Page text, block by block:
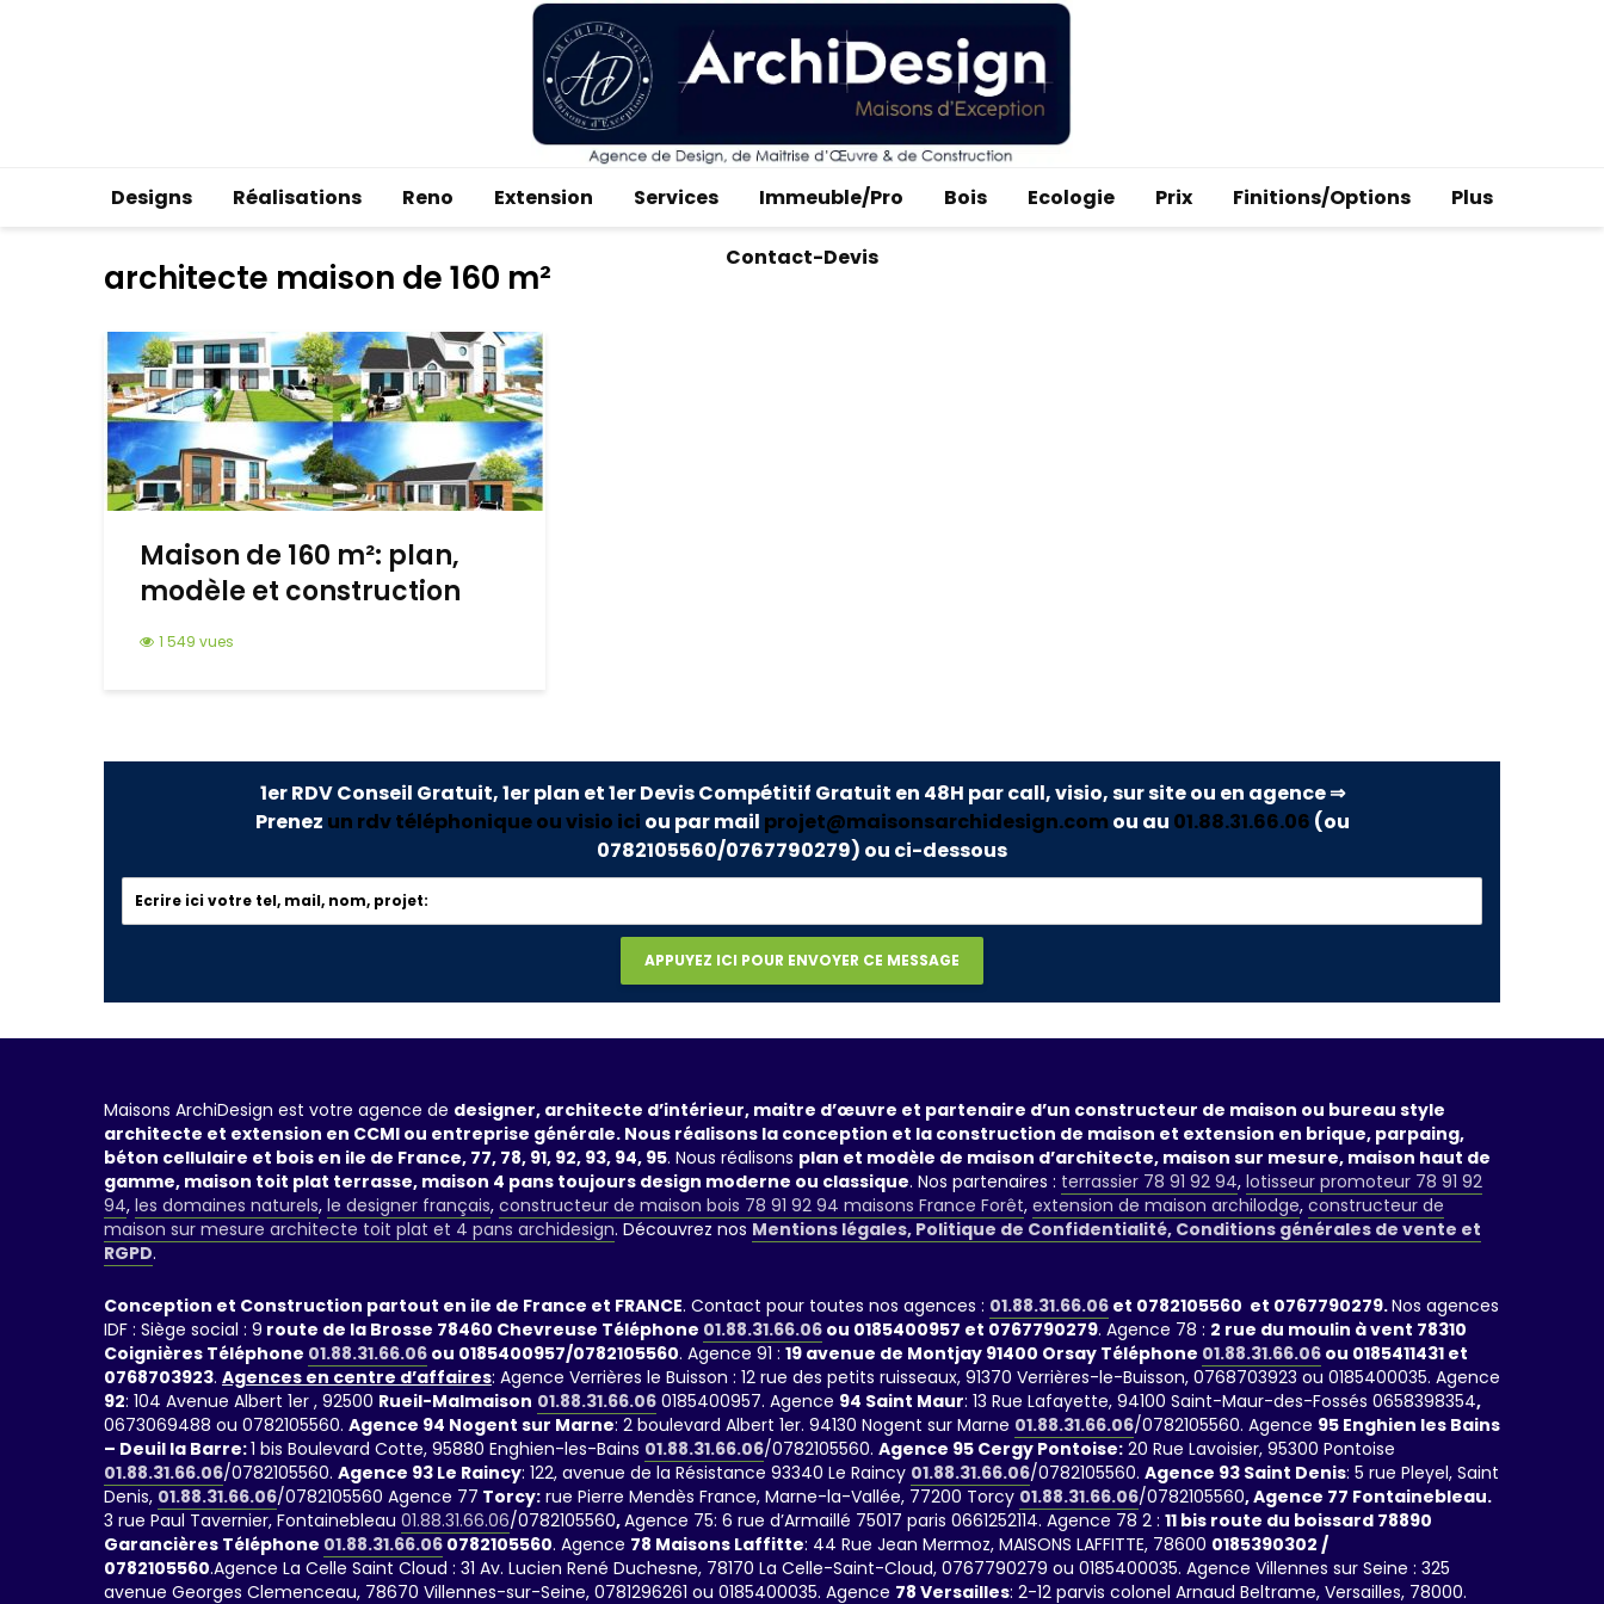
Designs Réalisations Reno Extension Services Immeuble/Pro Bois Ecologie Prix Finitions/Options Plus
Contact-Devis
architecte maison de 160 m²
Maison de 160 m²: plan,
modèle et construction
1 549 vues
1er RDV Conseil Gratuit, 1er plan et 1er Devis Compétitif Gratuit en 48H par call, visio, sur site ou en agence ⇒
Prenez un rdv téléphonique ou visio ici ou par mail projet@maisonsarchidesign.com ou au 01.88.31.66.06 (ou
0782105560/0767790279) ou ci-dessous
Maisons ArchiDesign est votre agence de designer, architecte d’intérieur, maitre d’œuvre et partenaire d’un constructeur de maison ou bureau style
architecte et extension en CCMI ou entreprise générale. Nous réalisons la conception et la construction de maison et extension en brique, parpaing,
béton cellulaire et bois en ile de France, 77, 78, 91, 92, 93, 94, 95. Nous réalisons plan et modèle de maison d’architecte, maison sur mesure, maison haut de
gamme, maison toit plat terrasse, maison 4 pans toujours design moderne ou classique. Nos partenaires : terrassier 78 91 92 94, lotisseur promoteur 78 91 92
94, les domaines naturels, le designer français, constructeur de maison bois 78 91 92 94 maisons France Forêt, extension de maison archilodge, constructeur de
maison sur mesure architecte toit plat et 4 pans archidesign. Découvrez nos Mentions légales, Politique de Confidentialité, Conditions générales de vente et
RGPD.
Conception et Construction partout en ile de France et FRANCE. Contact pour toutes nos agences : 01.88.31.66.06 et 0782105560 et 0767790279.Nos agences
IDF : Siège social : 9 route de la Brosse 78460 Chevreuse Téléphone 01.88.31.66.06 ou 0185400957 et 0767790279. Agence 78 : 2 rue du moulin à vent 78310
Coignières Téléphone 01.88.31.66.06 ou 0185400957/0782105560. Agence 91 : 19 avenue de Montjay 91400 Orsay Téléphone 01.88.31.66.06 ou 0185411431 et
0768703923. Agences en centre d’affaires: Agence Verrières le Buisson : 12 rue des petits ruisseaux, 91370 Verrières-le-Buisson, 0768703923 ou 0185400035. Agence
92: 104 Avenue Albert 1er , 92500 Rueil-Malmaison 01.88.31.66.06 0185400957. Agence 94 Saint Maur: 13 Rue Lafayette, 94100 Saint-Maur-des-Fossés 0658398354,
0673069488 ou 0782105560. Agence 94 Nogent sur Marne: 2 boulevard Albert 1er. 94130 Nogent sur Marne 01.88.31.66.06/0782105560. Agence 95 Enghien les Bains
– Deuil la Barre:1 bis Boulevard Cotte, 95880 Enghien-les-Bains 01.88.31.66.06/0782105560. Agence 95 Cergy Pontoise: 20 Rue Lavoisier, 95300 Pontoise
01.88.31.66.06/0782105560. Agence 93 Le Raincy: 122, avenue de la Résistance 93340 Le Raincy 01.88.31.66.06/0782105560. Agence 93 Saint Denis: 5 rue Pleyel, Saint
Denis, 01.88.31.66.06/0782105560 Agence 77 Torcy: rue Pierre Mendès France, Marne-la-Vallée, 77200 Torcy 01.88.31.66.06/0782105560, Agence 77 Fontainebleau.
3 rue Paul Tavernier, Fontainebleau 01.88.31.66.06/0782105560,Agence 75: 6 rue d’Armaillé 75017 paris 0661252114. Agence 78 2 : 11 bis route du boissard 78890
Garancières Téléphone 01.88.31.66.06 0782105560. Agence 78 Maisons Laffitte: 44 Rue Jean Mermoz, MAISONS LAFFITTE, 78600 0185390302 /
0782105560.Agence La Celle Saint Cloud : 31 Av. Lucien René Duchesne, 78170 La Celle-Saint-Cloud, 0767790279 ou 0185400035. Agence Villennes sur Seine : 325
avenue Georges Clemenceau, 78670 Villennes-sur-Seine, 0781296261 ou 0185400035. Agence 78 Versailles: 2-12 parvis colonel Arnaud Beltrame, Versailles, 78000.